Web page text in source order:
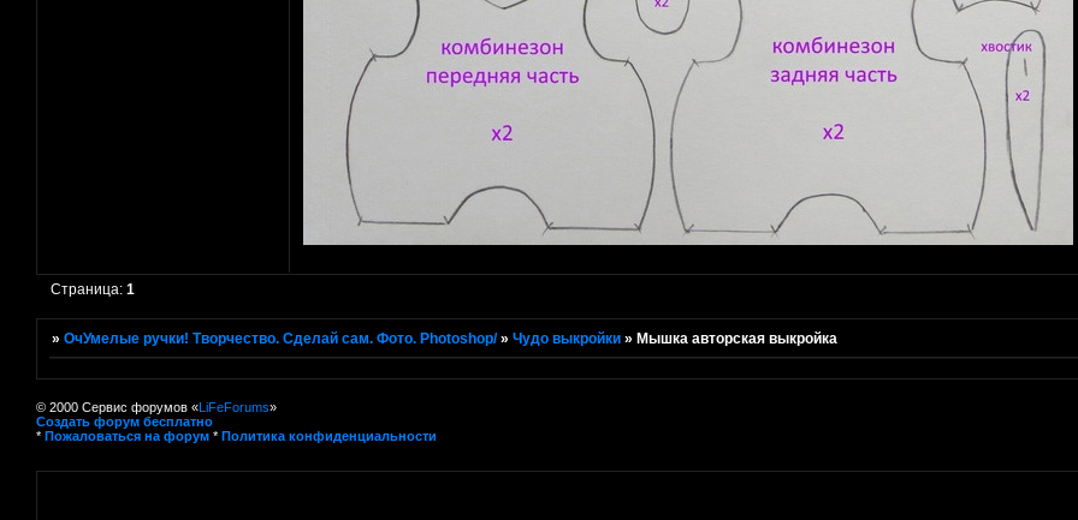
Страница:1
»ОчУмелые ручки! Творчество. Сделай сам. Фото. Photoshop/ »Чудо выкройки » Мышка авторская выкройка
© 2000 Сервис форумов «LiFeForums»
Создать форум бесплатно
* Пожаловаться на форум * Политика конфиденциальности